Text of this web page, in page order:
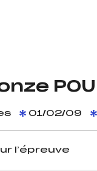
POU
01/02/09
l’épreuve